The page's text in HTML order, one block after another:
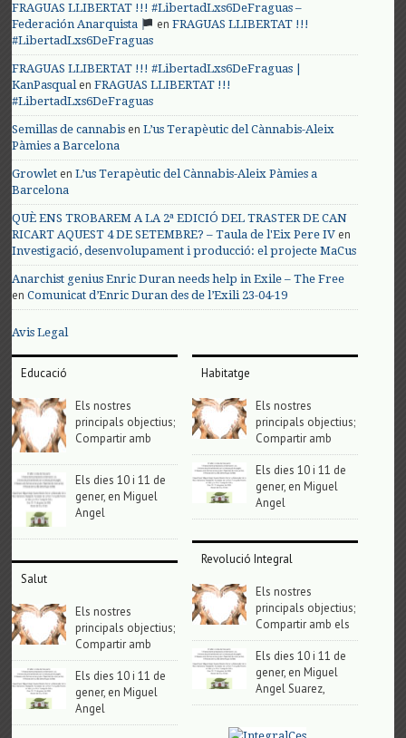
FRAGUAS LLIBERTAT !!! #LibertadLxs6DeFraguas –
Federación Anarquista
enFRAGUAS LLIBERTAT !!!
#LibertadLxs6DeFraguas
FRAGUAS LLIBERTAT !!! #LibertadLxs6DeFraguas |
KanPasqualenFRAGUAS LLIBERTAT !!!
#LibertadLxs6DeFraguas
Semillas de cannabis enL’us Terapèutic del Cànnabis-Aleix
Pàmies a Barcelona
Growlet enL’us Terapèutic del Cànnabis-Aleix Pàmies a
Barcelona
QUÈ ENS TROBAREM A LA 2ª EDICIÓ DEL TRASTER DE CAN
RICART AQUEST 4 DE SETEMBRE? – Taula de l'Eix Pere IV en
Investigació, desenvolupament i producció: el projecte MaCus
Anarchist genius Enric Duran needs help in Exile – The Free
enComunicat d’Enric Duran des de l’Exili 23-04-19
Avis Legal
Educació
Els nostres
principals objectius;
Compartir amb
Els dies 10 i 11 de
gener, en Miguel
Angel
Salut
Els nostres
principals objectius;
Compartir amb
Els dies 10 i 11 de
gener, en Miguel
Angel
Habitatge
Els nostres
principals objectius;
Compartir amb
Els dies 10 i 11 de
gener, en Miguel
Angel
Revolució Integral
Els nostres
principals objectius;
Compartir amb els
Els dies 10 i 11 de
gener, en Miguel
Angel Suarez,